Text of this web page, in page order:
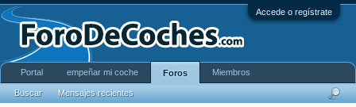
Accede o regístrate
Portal empeñar mi coche Foros
Buscar Mensajes recientes
Miembros